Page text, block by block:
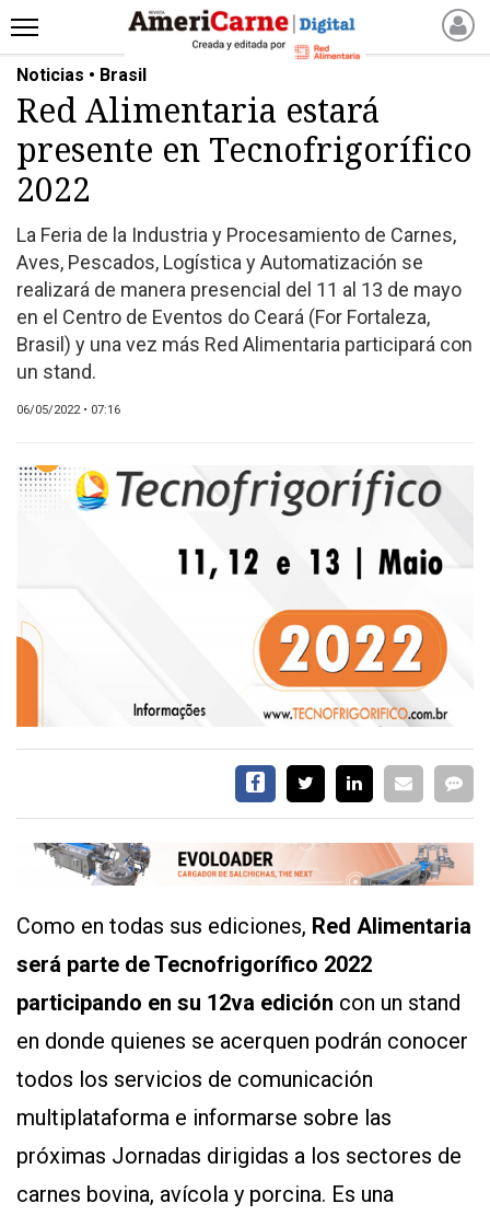
INICIO
NOTICIAS RECIENTES
NOTICIAS
ARTICULOS
PROCESO
PRODUCTO
NUEVOS PRODUCTOS
MARKETPLACE
REVISTAS
REVISTAS
DE CARNE VACUNA
EVENTOS Y
MEDIA KIT
CONTÁCTENOS
AYUDA
TÉRMINOS
CONDICIONES
POLÍTICAS
DE
PRIVACIDAD
DEL
SITIO
QUIENES
Noticias • Brasil
Red Alimentaria estará
presente en Tecnofrigorífico
2022
La Feria de la Industria y Procesamiento de Carnes,
Aves, Pescados, Logística y Automatización se
realizará de manera presencial del 11 al 13 de mayo
en el Centro de Eventos do Ceará (For Fortaleza,
Brasil) y una vez más Red Alimentaria participará con
un stand.
06/05/2022 • 07:16
Como en todas sus ediciones, Red Alimentaria
será parte de Tecnofrigorífico 2022
participando en su 12va edición con un stand
en donde quienes se acerquen podrán conocer
todos los servicios de comunicación
multiplataforma e informarse sobre las
próximas Jornadas dirigidas a los sectores de
carnes bovina, avícola y porcina. Es una